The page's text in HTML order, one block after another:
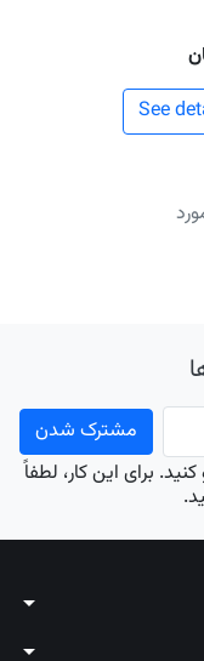
See
برای این کار، لطفاً
arrow_drop_down
arrow_drop_down